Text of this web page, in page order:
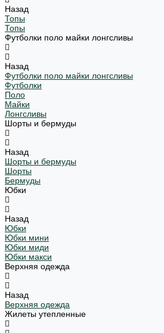
Назад
Топы
Топы
Футболки поло майки лонгсливы
Назад
Футболки поло майки лонгсливы
Футболки
Поло
Майки
Лонгсливы
Шорты и бермуды
Назад
Шорты и бермуды
Шорты
Бермуды
Юбки
Назад
Юбки
Юбки мини
Юбки миди
Юбки макси
Верхняя одежда
Назад
Верхняя одежда
Жилеты утепленные